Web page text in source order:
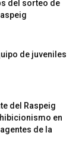
del sorteo de
de juveniles
del Raspeig
en
de la